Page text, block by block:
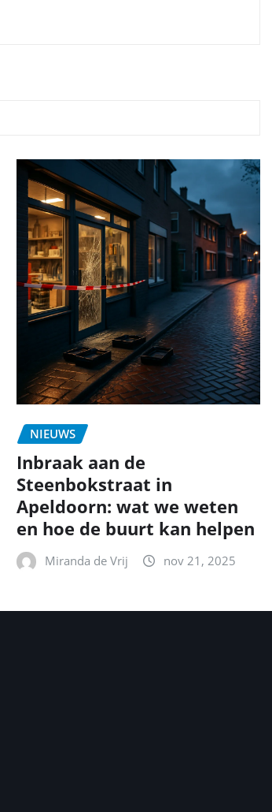
NIEUWS
Inbraak aan de
Steenbokstraat in
Apeldoorn: wat we weten
en hoe de buurt kan helpen
Miranda de Vrij nov 21, 2025